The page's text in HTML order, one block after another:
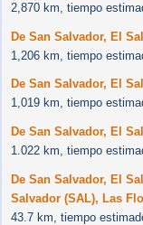
2,870 km, tiempo
De San Salvador, El
1,206 km, tiempo
De San Salvador, El
1,019 km, tiempo
De San Salvador, El
1.022 km, tiempo
De San Salvador, El
Salvador (SAL), Las
43.7 km, tiempo